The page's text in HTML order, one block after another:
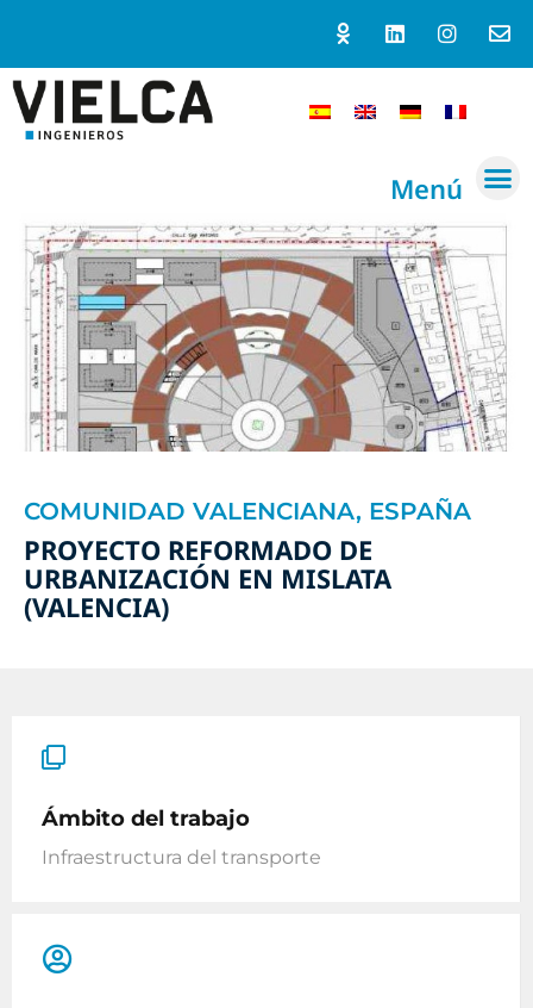
Menú
COMUNIDAD VALENCIANA, ESPAÑA
PROYECTO REFORMADO DE
URBANIZACIÓN EN MISLATA
(VALENCIA)
Ámbito del trabajo
Infraestructura del transporte